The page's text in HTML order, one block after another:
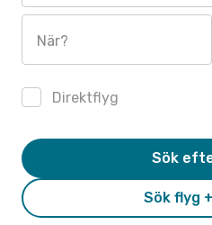
När?
Direktflyg
Sök flyg
Sök